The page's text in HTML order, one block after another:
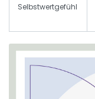
Selbstwertgefühl